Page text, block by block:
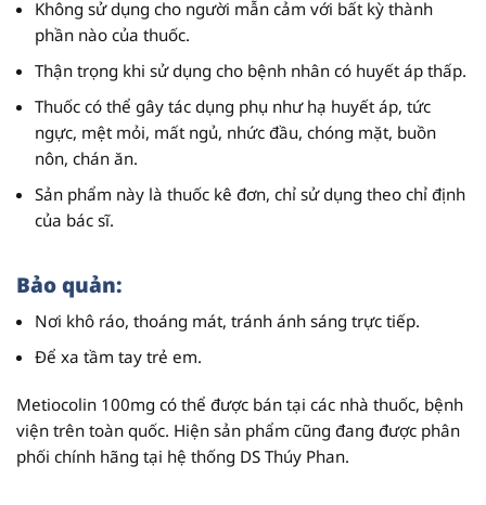
Không sử dụng cho người mẫn cảm với bất kỳ thành
phần nào của thuốc.
Thận trọng khi sử dụng cho bệnh nhân có huyết áp thấp.
Thuốc có thể gây tác dụng phụ như hạ huyết áp, tức
ngực, mệt mỏi, mất ngủ, nhức đầu, chóng mặt, buồn
nôn, chán ăn.
Sản phẩm này là thuốc kê đơn, chỉ sử dụng theo chỉ định
của bác sĩ.
Bảo quản:
Nơi khô ráo, thoáng mát, tránh ánh sáng trực tiếp.
Để xa tầm tay trẻ em.
Metiocolin 100mg có thể được bán tại các nhà thuốc, bệnh
viện trên toàn quốc. Hiện sản phẩm cũng đang được phân
phối chính hãng tại hệ thống DS Thúy Phan.